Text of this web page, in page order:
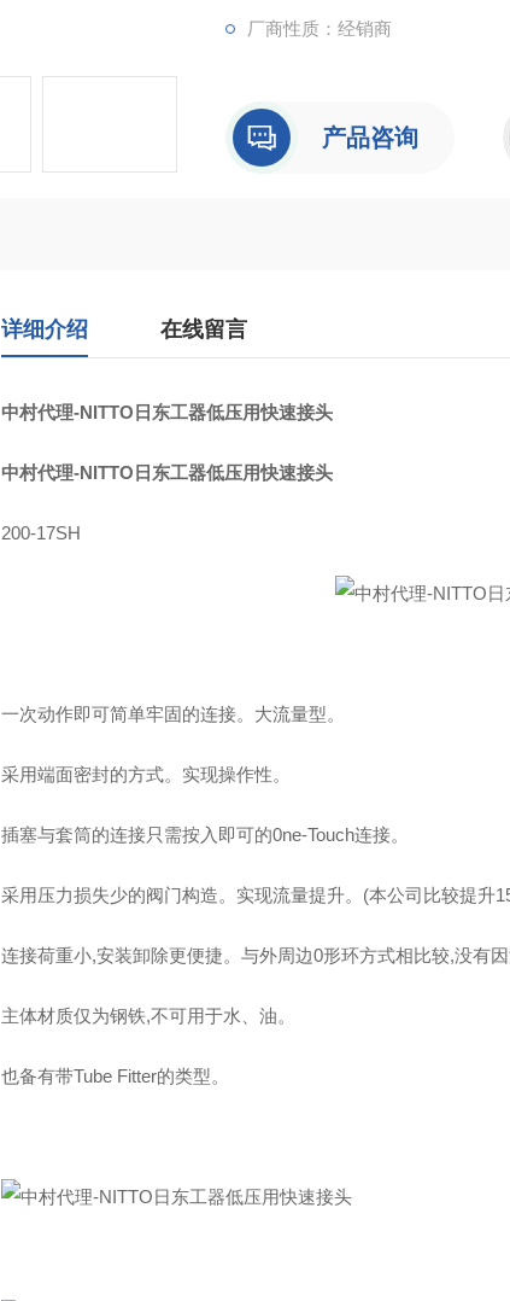
厂商性质：经销商
产品咨询
详细介绍 在线留言
中村代理-NITTO日东工器低压用快速接头
中村代理-NITTO日东工器低压用快速接头
200-17SH
一次动作即可简单牢固的连接。大流量型。
采用端面密封的方式。实现操作性。
插塞与套筒的连接只需按入即可的0ne-Touch连接。
采用压力损失少的阀门构造。实现流量提升。(本公司比较提升
连接荷重小,安装卸除更便捷。与外周边0形环方式相比较,没有
主体材质仅为钢铁,不可用于水、油。
也备有带Tube Fitter的类型。